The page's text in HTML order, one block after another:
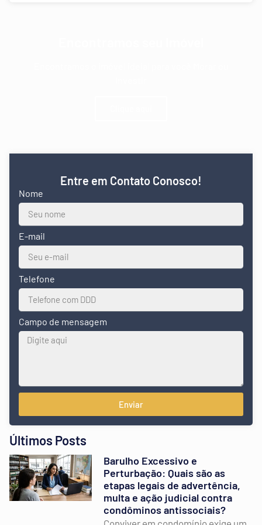
Entre em Contato Conosco!
Nome
E-mail
Telefone
Campo de mensagem
Enviar
Últimos Posts
Barulho Excessivo e
Perturbação: Quais são as
etapas legais de advertência,
multa e ação judicial contra
condôminos antissociais?